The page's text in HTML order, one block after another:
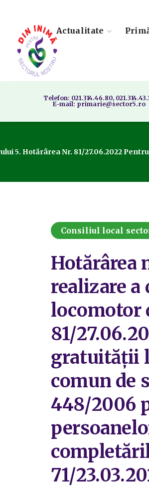
Actualitate
Telefon: 021.314.46.80,
E-mail: primarie@sector5.ro
Hotărârea Nr. 81/27.06.2022
Consiliul local
Hotărârea
realizare
locomotor
81/
gratuităţii
comun de
448/2006
71/